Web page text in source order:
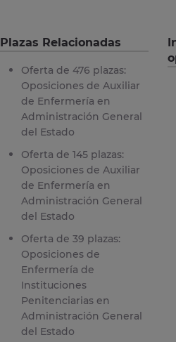
Plazas Relacionadas
Oferta de 476 plazas:
Oposiciones de Auxiliar
de Enfermería en
Administración General
del Estado
Oferta de 145 plazas:
Oposiciones de Auxiliar
de Enfermería en
Administración General
del Estado
Oferta de 39 plazas:
Oposiciones de
Enfermería de
Instituciones
Penitenciarias en
Administración General
del Estado